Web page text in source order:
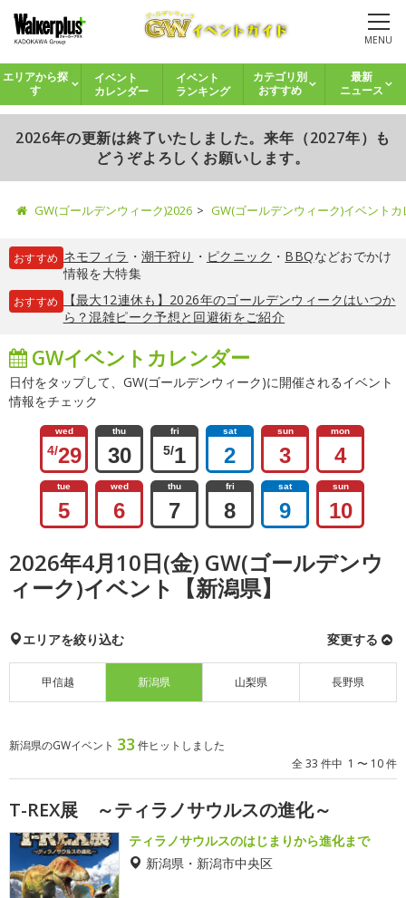
MENU
エリアから探
す
イベント
カレンダー
イベント
ランキング
カテゴリ別
おすすめ
最新
ニュース
2026年の更新は終了いたしました。来年（2027年）も
どうぞよろしくお願いします。
GW(ゴールデンウィーク)2026 GW(ゴールデンウィーク)イベント
おすすめ ネモフィラ ・ 潮干狩り ・ ピクニック ・ BBQなどおでかけ
情報を大特集
おすすめ
【最大12連休も】2026年のゴールデンウィークはいつか
ら？混雑ピーク予想と回避術をご紹介
GWイベントカレンダー
日付をタップして、GW(ゴールデンウィーク)に開催されるイベント
情報をチェック
wed
4/29
thu
30
fri
5/1
sat
2
sun
3
mon
4
tue
5
wed
6
thu
7
fri
8
sat
9
sun
10
2026年4月10日(金) GW(ゴールデンウ
ィーク)イベント【新潟県】
エリアを絞り込む 変更する
甲信越 新潟県 山梨県 長野県
新潟県のGWイベント 33 件ヒットしました
全 33 件中 1 〜 10 件
T-REX展 ～ティラノサウルスの進化～
ティラノサウルスのはじまりから進化まで
新潟県・新潟市中央区